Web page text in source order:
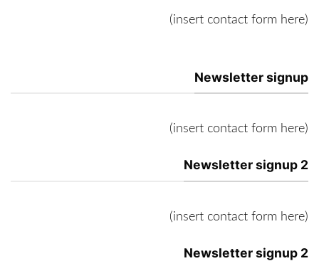
(insert contact form here)
Newsletter signup
(insert contact form here)
Newsletter signup 2
(insert contact form here)
Newsletter signup 2